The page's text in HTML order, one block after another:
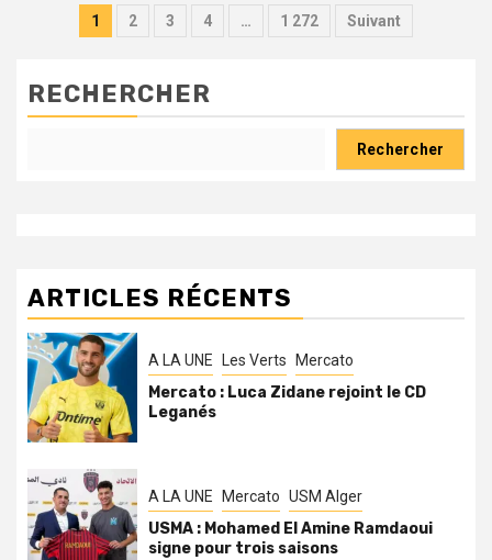
Pagination
publications
1 2 3 4 … 1 272 Suivant
RECHERCHER
Rechercher
ARTICLES RÉCENTS
A LA UNE Les Verts Mercato
Mercato : Luca Zidane rejoint le CD
Leganés
A LA UNE Mercato USM Alger
USMA : Mohamed El Amine Ramdaoui
signe pour trois saisons